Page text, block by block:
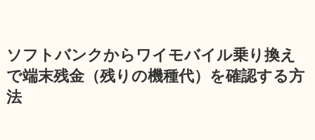
ソフトバンクからワイモバイル乗り換え
で端末残金（残りの機種代）を確認する方
法